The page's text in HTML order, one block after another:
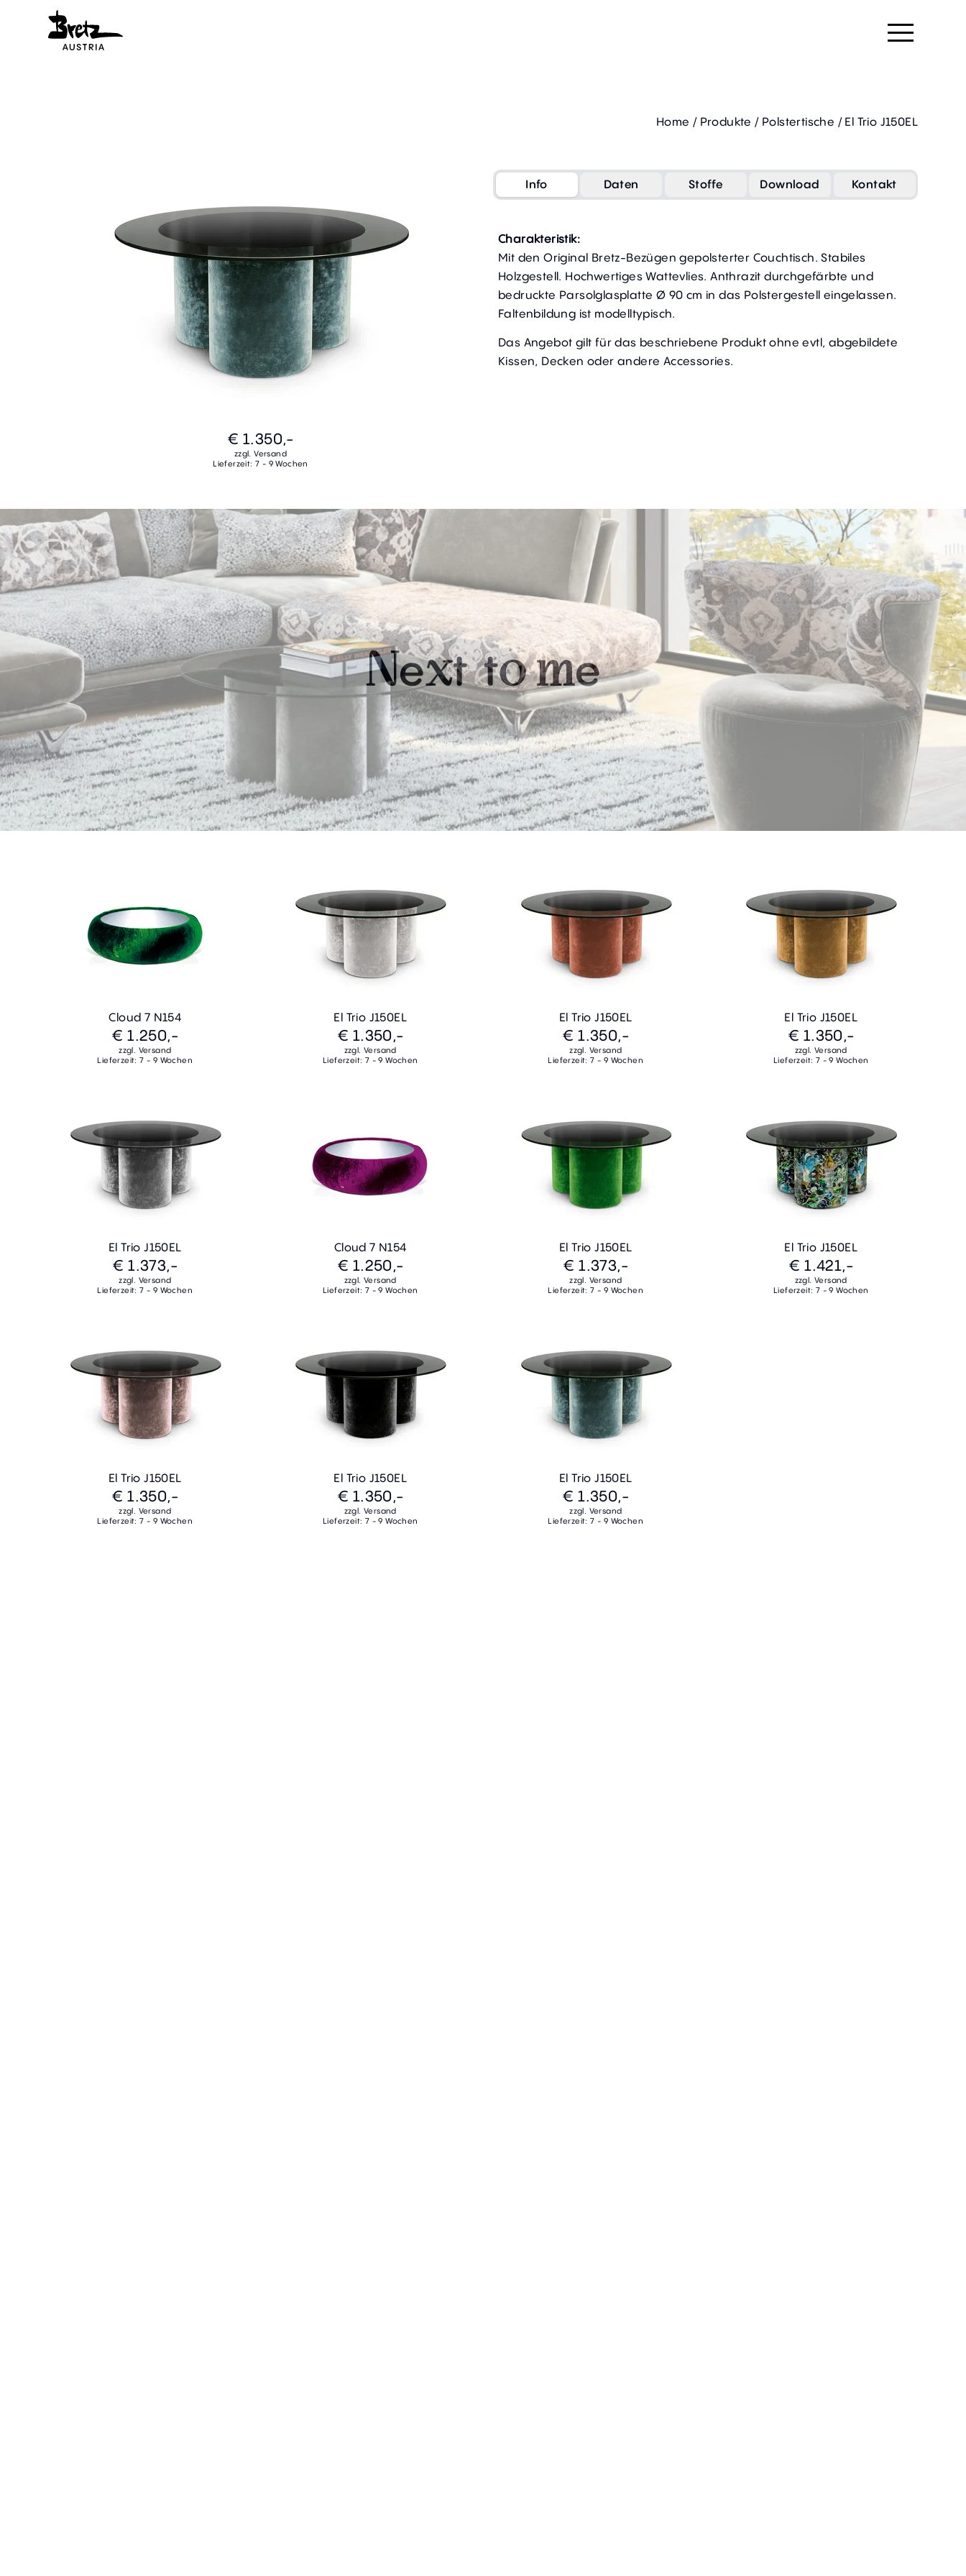
Home / Produkte / Polstertische /El Trio J150EL
€ 1.350,-
zzgl. Versand
Lieferzeit: 7 - 9 Wochen
Info Daten Stoffe Download Kontakt
Charakteristik:
Mit den Original Bretz-Bezügen gepolsterter Couchtisch. Stabiles
Holzgestell. Hochwertiges Wattevlies. Anthrazit durchgefärbte und
bedruckte Parsolglasplatte Ø 90 cm in das Polstergestell eingelassen.
Faltenbildung ist modelltypisch.
Das Angebot gilt für das beschriebene Produkt ohne evtl, abgebildete
Kissen, Decken oder andere Accessories.
Next to me
Cloud 7 N154
€ 1.250,-
zzgl. Versand
Lieferzeit: 7 - 9 Wochen
El Trio J150EL
€ 1.350,-
zzgl. Versand
Lieferzeit: 7 - 9 Wochen
El Trio J150EL
€ 1.350,-
zzgl. Versand
Lieferzeit: 7 - 9 Wochen
El Trio J150EL
€ 1.350,-
zzgl. Versand
Lieferzeit: 7 - 9 Wochen
El Trio J150EL
€ 1.373,-
zzgl. Versand
Lieferzeit: 7 - 9 Wochen
Cloud 7 N154
€ 1.250,-
zzgl. Versand
Lieferzeit: 7 - 9 Wochen
El Trio J150EL
€ 1.373,-
zzgl. Versand
Lieferzeit: 7 - 9 Wochen
El Trio J150EL
€ 1.421,-
zzgl. Versand
Lieferzeit: 7 - 9 Wochen
El Trio J150EL
€ 1.350,-
zzgl. Versand
Lieferzeit: 7 - 9 Wochen
El Trio J150EL
€ 1.350,-
zzgl. Versand
Lieferzeit: 7 - 9 Wochen
El Trio J150EL
€ 1.350,-
zzgl. Versand
Lieferzeit: 7 - 9 Wochen